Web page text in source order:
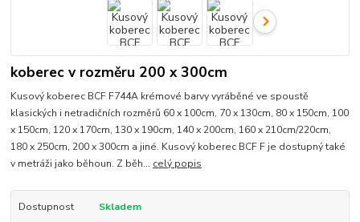
koberec v rozměru 200 x 300cm
Kusový koberec BCF F744A krémové barvy vyráběné ve spoustě
klasických i netradičních rozměrů 60 x 100cm, 70 x 130cm, 80 x 150cm, 100
x 150cm, 120 x 170cm, 130 x 190cm, 140 x 200cm, 160 x 210cm/220cm,
180 x 250cm, 200 x 300cm a jiné. Kusový koberec BCF F je dostupný také
v metráži jako běhoun. Z běh... celý popis
Dostupnost
Skladem